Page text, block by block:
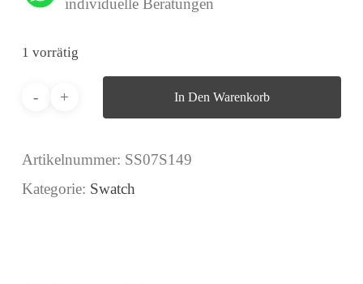
individuelle Beratungen
1 vorrätig
In Den Warenkorb
Artikelnummer: SS07S149
Kategorie: Swatch